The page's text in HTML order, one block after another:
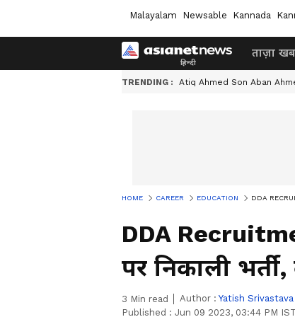
Malayalam Newsable Kannada
ताज़ा
TRENDING : Atiq Ahmed Son Aban
HOME CAREER EDUCATION DDA
DDA
पर निकाली
3 Min read Author : Yatish Srivastava
Published : Jun 09 2023, 03:44 PM IST